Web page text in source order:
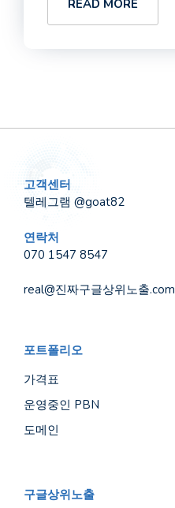
READ MORE
고객센터
텔레그램 @goat82
연락처
070 1547 8547
real@진짜구글상위노출.com
포트폴리오
가격표
운영중인 PBN
도메인
구글상위노출